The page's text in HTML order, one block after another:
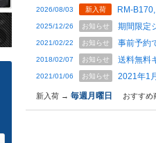
2026/08/03 新入荷 RM-
2025/12/26 お知らせ 期間限定
2021/02/22 お知らせ 事前予約
2018/02/07 お知らせ 送料無料
2021/01/06 お知らせ 2021年1
新入荷 → 毎週月曜日 おすす